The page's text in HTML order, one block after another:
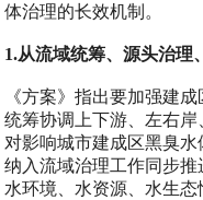
体治理的长效机制。
1.从流域统筹、源头治理
《方案》指出要加强建
统筹协调上下游、左右岸
对影响城市建成区黑臭水
纳入流域治理工作同步
水环境、水资源、水生